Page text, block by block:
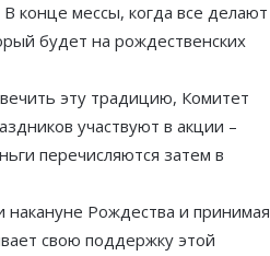
конце мессы, когда все делают
будет на рождественских
эту традицию, Комитет
участвуют в акции –
перечисляются затем в
Рождества и принимая
свою поддержку этой